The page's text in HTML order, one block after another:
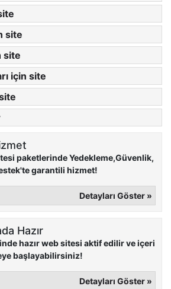
site
site
için site
paketlerinde Yedekleme,Güvenlik,
garantili hizmet!
Detayları Göster »
Hazır
hazır web sitesi aktif edilir ve içeri
başlayabilirsiniz!
Detayları Göster »